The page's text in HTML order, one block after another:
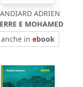
ADRIEN
E MOHAMED
anche in ebook